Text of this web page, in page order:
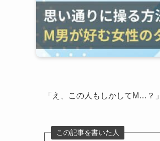
「え、この人もしかしてM…？」
この記事を書いた人